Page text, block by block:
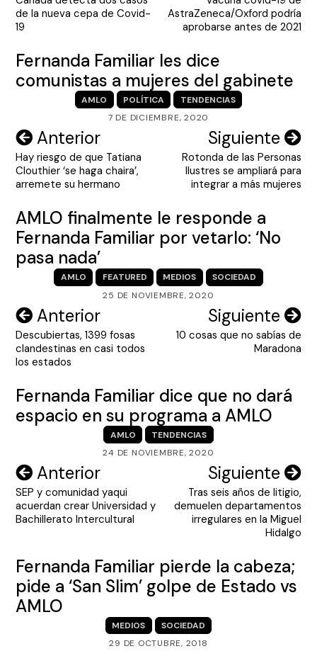
de
entradas
de la nueva cepa de Covid-
19
AstraZeneca/Oxford podría
aprobarse antes de 2021
Fernanda Familiar les dice
comunistas a mujeres del gabinete
AMLO POLÍTICA
TENDENCIAS
7 DE DICIEMBRE, 2020
Navegación
de
entradas
Anterior
Hay riesgo de que Tatiana
Clouthier ‘se haga chaira’,
arremete su hermano
Siguiente
Rotonda de las Personas
Ilustres se ampliará para
integrar a más mujeres
AMLO finalmente le responde a
Fernanda Familiar por vetarlo: ‘No
pasa nada’
AMLO FEATURED MEDIOS
SOCIEDAD
25 DE NOVIEMBRE, 2020
Navegación
de
entradas
Anterior
Descubiertas, 1399 fosas
clandestinas en casi todos
los estados
Siguiente
10 cosas que no sabías de
Maradona
Fernanda Familiar dice que no dará
espacio en su programa a AMLO
AMLO
TENDENCIAS
24 DE NOVIEMBRE, 2020
Navegación
de
entradas
Anterior
SEP y comunidad yaqui
acuerdan crear Universidad y
Bachillerato Intercultural
Siguiente
Tras seis años de litigio,
demuelen departamentos
irregulares en la Miguel
Hidalgo
Fernanda Familiar pierde la cabeza;
pide a ‘San Slim’ golpe de Estado vs
AMLO
MEDIOS
SOCIEDAD
29 DE OCTUBRE, 2018